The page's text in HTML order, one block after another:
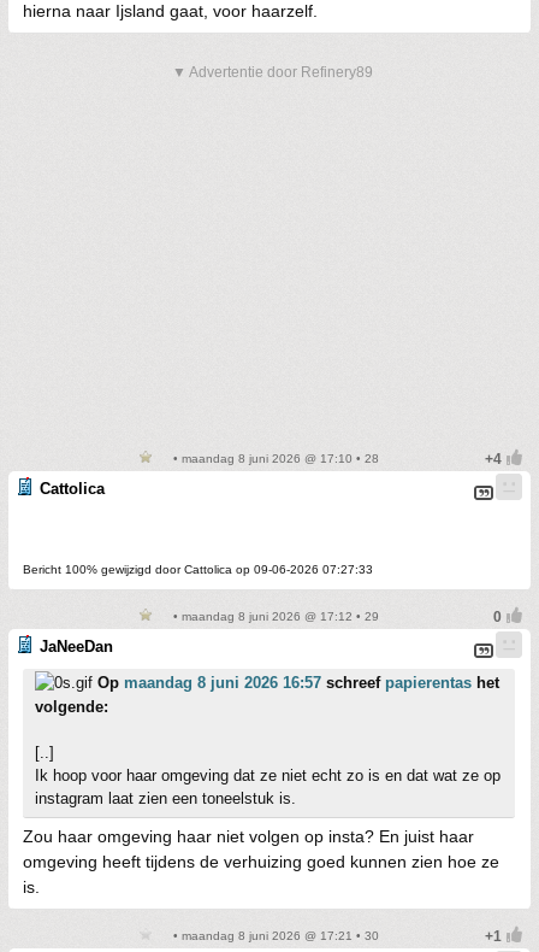
hierna naar Ijsland gaat, voor haarzelf.
▼ Advertentie door Refinery89
• maandag 8 juni 2026 @ 17:10 • 28
Cattolica
Bericht 100% gewijzigd door Cattolica op 09-06-2026 07:27:33
• maandag 8 juni 2026 @ 17:12 • 29
JaNeeDan
Op maandag 8 juni 2026 16:57 schreef papierentas het
volgende:
[..]
Ik hoop voor haar omgeving dat ze niet echt zo is en dat wat ze op
instagram laat zien een toneelstuk is.
Zou haar omgeving haar niet volgen op insta? En juist haar
omgeving heeft tijdens de verhuizing goed kunnen zien hoe ze
is.
• maandag 8 juni 2026 @ 17:21 • 30